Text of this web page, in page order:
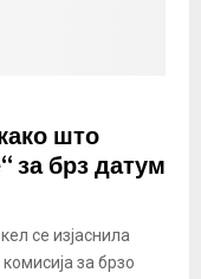
што
за брз датум
се изјаснила
за брзо